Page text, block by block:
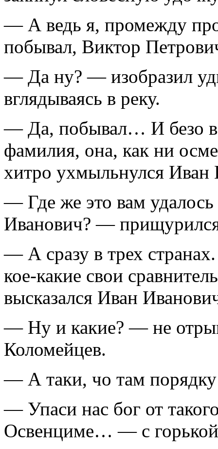
— А ведь я, промежду
побывал, Виктор
— Да ну? — изобразил
вглядываясь в реку.
— Да, побывал… И безо
фамилия, она, как ни
хитро ухмыльнулся Иван
— Где же это вам удалось
Иванович? —
— А сразу в трех
кое-какие свои
высказался Иван
— Ну и какие? — не
Коломейцев.
— А таки, чо там
— Упаси нас бог от
Освенциме… — с